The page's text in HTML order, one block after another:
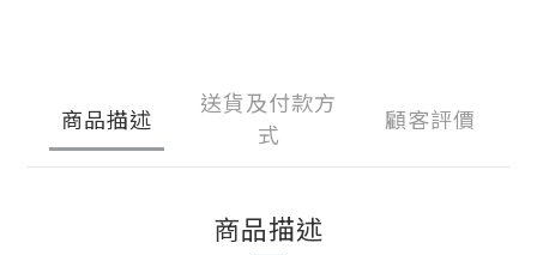
商品描述
送貨及付款方
式
顧客評價
商品描述